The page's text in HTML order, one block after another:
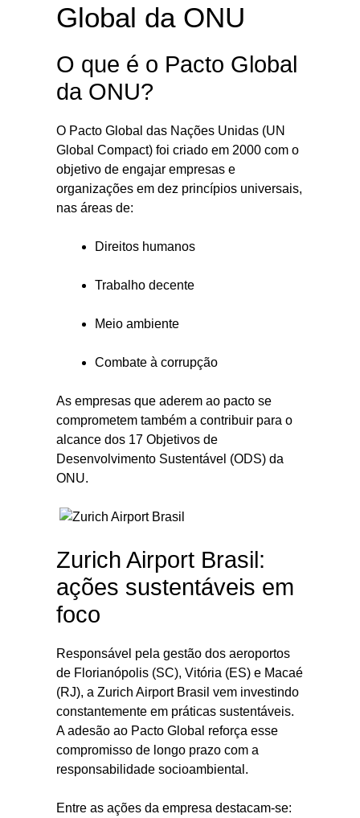
Global da ONU
O que é o Pacto Global
da ONU?
O Pacto Global das Nações Unidas (UN
Global Compact) foi criado em 2000 com o
objetivo de engajar empresas e
organizações em dez princípios universais,
nas áreas de:
Direitos humanos
Trabalho decente
Meio ambiente
Combate à corrupção
As empresas que aderem ao pacto se
comprometem também a contribuir para o
alcance dos 17 Objetivos de
Desenvolvimento Sustentável (ODS) da
ONU.
Zurich Airport Brasil:
ações sustentáveis em
foco
Responsável pela gestão dos aeroportos
de Florianópolis (SC), Vitória (ES) e Macaé
(RJ), a Zurich Airport Brasil vem investindo
constantemente em práticas sustentáveis.
A adesão ao Pacto Global reforça esse
compromisso de longo prazo com a
responsabilidade socioambiental.
Entre as ações da empresa destacam-se: